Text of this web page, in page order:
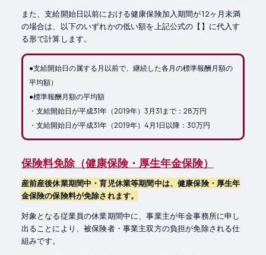
また、支給開始日以前における健康保険加入期間が12ヶ月未満
の場合は、以下のいずれかの低い額を上記公式の【】に代入す
る形で計算します。
●支給開始日の属する月以前で、継続した各月の標準報酬月額の
平均額）
●標準報酬月額の平均額
・支給開始日が平成31年（2019年）3月31まで：28万円
・支給開始日が平成31年（2019年）4月1日以降：30万円
保険料免除（健康保険・厚生年金保険）
産前産後休業期間中・育児休業等期間中は、健康保険・厚生年
金保険の保険料が免除されます。
対象となる従業員の休業期間中に、事業主が年金事務所に申し
出ることにより、被保険者・事業主双方の負担が免除される仕
組みです。